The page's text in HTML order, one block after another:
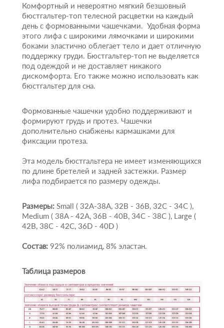
Комфортный и невероятно мягкий безшовный
бюстгальтер-топ телесной расцветки на каждый
день с формованными чашечками. Удобная форма
этого лифа с широкими лямочками и широкими
боками эластично облегает тело и дает отличную
поддержку груди. Бюстгальтер-топ не выделяется
под одеждой и не доставляет никакого
дискомфорта. Его также можно использовать как
бюстгальтер для сна.
Формованные чашечки удобно поддерживают и
формируют грудь и протез. Чашечки
дополнительно снабжены кармашками для
фиксации протеза.
Эта модель бюстгальтера не имеет изменяющихся
по длине бретелей и задней застежки. Размер
лифа подбирается по размеру одежды.
Размеры: Small ( 32A-38A, 32B - 36B, 32C - 34C ),
Medium ( 38A - 42A, 36B - 40B, 34C - 38C ), Large (
42B, 38C - 42C, 36D - 40D )
Состав: 92% полиамид, 8% эластан.
Таблица размеров